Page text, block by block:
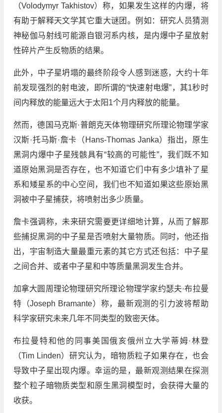
（Volodymyr Takhistov）称，如果发生这样的内爆，将
有助于解释天文学其它重大谜团。例如：研究人员猜测
神秘伽马射线可能源自银河系内核，是内爆中子星放射
性碎片产生反物质的结果。
此外，中子星坍塌的最终阶段令人感到迷惑，大约十年
前发现强烈的射电波，即所谓的“快速射电爆”，其1秒时
间内释放的能量远大于太阳1个月内释放的能量。
然而，德国马克斯·普朗克天体物理研究所理论物理学家
汉斯·托马斯·詹卡（Hans-Thomas Janka）指出，原生
黑洞内爆中子星残骸具有“较高的可能性”，我们既不知
道原始黑洞是否存在，也不知道它们中有多少填补了星
系和矮星系的中心空间，我们也不知道如果这些原始黑
洞被中子星捕获，将喷射出多少质量。
詹卡强调称，未来研究需要更详细地计算，从而了解那
些捕捉黑洞的中子星是否喷射大量物质。同时，他还指
出，宇宙制造大量最重元素的其它方式还包括：中子星
之间合并、或者中子星和中等质量黑洞发生合并。
加拿大圆周理论物理研究所理论物理学家约瑟夫·布拉曼
特（Joseph Bramante）称，最新观测的引力波将帮助
科学家研究未来几年不同类型的致密天体。
布拉曼特和他的同事美国俄亥俄州立大学蒂姆·林登
（Tim Linden）研究认为，暗物质粒子如果存在，也会
导致中子星出现内爆。幸运的是，最新观测结果在探测
整个粒子暗物质类型和原生黑洞模型时，会获得大量的
收获。